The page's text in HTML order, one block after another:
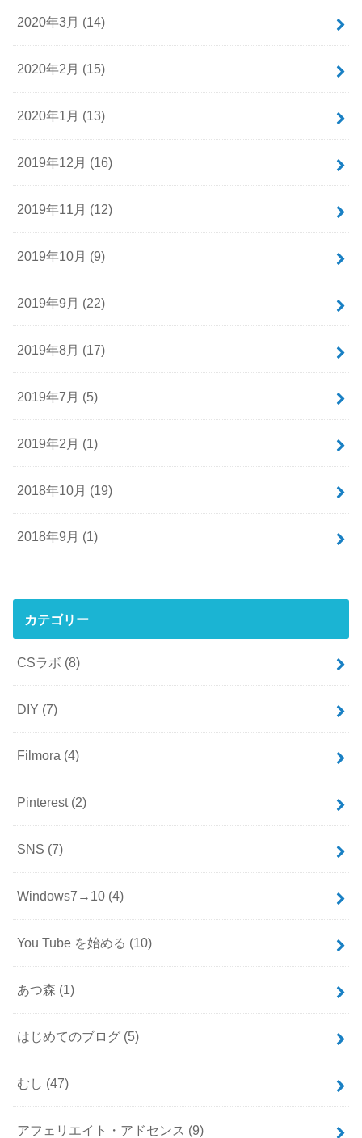
2020年3月 (14)
2020年2月 (15)
2020年1月 (13)
2019年12月 (16)
2019年11月 (12)
2019年10月 (9)
2019年9月 (22)
2019年8月 (17)
2019年7月 (5)
2019年2月 (1)
2018年10月 (19)
2018年9月 (1)
カテゴリー
CSラボ (8)
DIY (7)
Filmora (4)
Pinterest (2)
SNS (7)
Windows7→10 (4)
You Tube を始める (10)
あつ森 (1)
はじめてのブログ (5)
むし (47)
アフェリエイト・アドセンス (9)